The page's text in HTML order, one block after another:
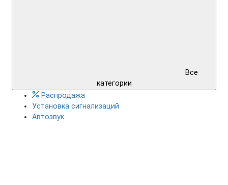
Все
категории
Распродажа
Установка сигнализаций
Автозвук